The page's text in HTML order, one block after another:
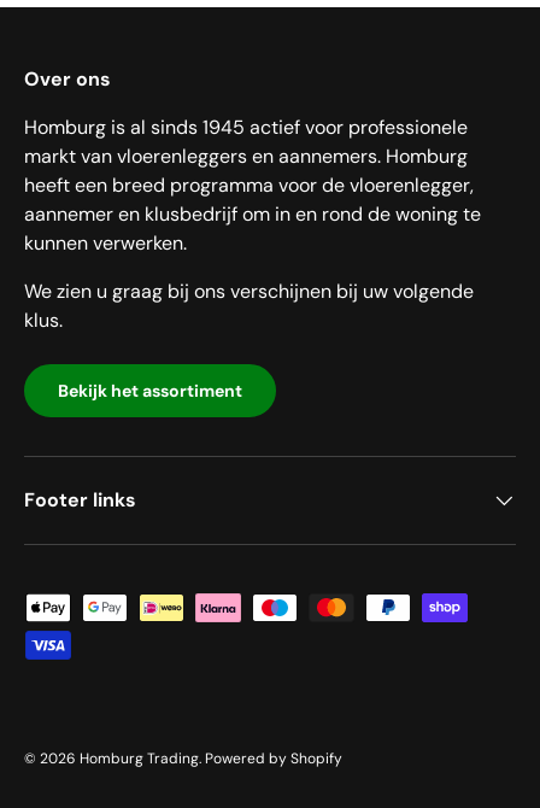
Over ons
Homburg is al sinds 1945 actief voor professionele
markt van vloerenleggers en aannemers. Homburg
heeft een breed programma voor de vloerenlegger,
aannemer en klusbedrijf om in en rond de woning te
kunnen verwerken.
We zien u graag bij ons verschijnen bij uw volgende
klus.
Bekijk het assortiment
Footer links
Geaccepteerde betaalmethoden
© 2026 Homburg Trading. Powered by Shopify